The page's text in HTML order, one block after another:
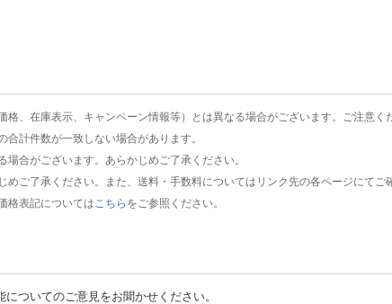
、在庫表示、キャンペーン情報等）とは異なる場合がございます。ご注意く
計件数が一致しない場合があります。
合がございます。あらかじめご了承ください。
ご了承ください。また、送料・手数料についてはリンク先の各ページにてご
格表記については こちら をご参照ください。
ついてのご意見をお聞かせください。